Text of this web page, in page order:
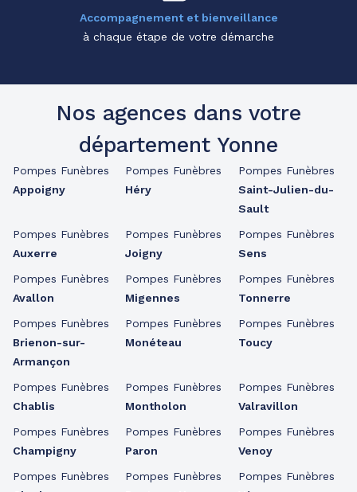
Accompagnement et bienveillance
à chaque étape de votre démarche
Nos agences dans votre
département Yonne
Pompes Funèbres
Appoigny
Pompes Funèbres
Auxerre
Pompes Funèbres
Avallon
Pompes Funèbres
Brienon-sur-
Armançon
Pompes Funèbres
Chablis
Pompes Funèbres
Champigny
Pompes Funèbres
Pompes Funèbres
Héry
Pompes Funèbres
Joigny
Pompes Funèbres
Migennes
Pompes Funèbres
Monéteau
Pompes Funèbres
Montholon
Pompes Funèbres
Paron
Pompes Funèbres
Pompes Funèbres
Saint-Julien-du-
Sault
Pompes Funèbres
Sens
Pompes Funèbres
Tonnerre
Pompes Funèbres
Toucy
Pompes Funèbres
Valravillon
Pompes Funèbres
Venoy
Pompes Funèbres